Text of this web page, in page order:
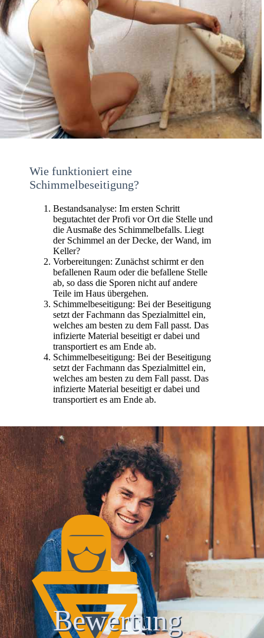
Wie funktioniert eine
Schimmelbeseitigung?
Bestandsanalyse: Im ersten Schritt
begutachtet der Profi vor Ort die Stelle und
die Ausmaße des Schimmelbefalls. Liegt
der Schimmel an der Decke, der Wand, im
Keller?
Vorbereitungen: Zunächst schirmt er den
befallenen Raum oder die befallene Stelle
ab, so dass die Sporen nicht auf andere
Teile im Haus übergehen.
Schimmelbeseitigung: Bei der Beseitigung
setzt der Fachmann das Spezialmittel ein,
welches am besten zu dem Fall passt. Das
infizierte Material beseitigt er dabei und
transportiert es am Ende ab.
Schimmelbeseitigung: Bei der Beseitigung
setzt der Fachmann das Spezialmittel ein,
welches am besten zu dem Fall passt. Das
infizierte Material beseitigt er dabei und
transportiert es am Ende ab.
Bewertung